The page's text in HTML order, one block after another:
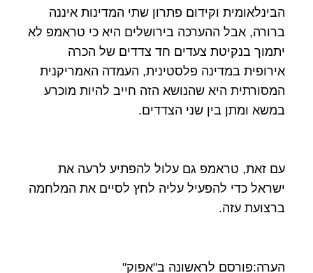
הבינלאומית וקידום פתרון שתי המדינות איננה
ברורה, אבל ההערכה בירושלים היא כי טראמפ לא
יתמוך בנקיטת צעדים חד צדדים של הכרה
אירופית במדינה פלסטינית, העמדה האמריקנית
המסורתית היא שהנושא הזה חייב להיות מוכרע
במשא ומתן בין שני הצדדים.
עם זאת, טראמפ גם עלול להפתיע לרעה את
ישראל כדי להפעיל עליה לחץ לסיים את המלחמה
ברצועת עזה.
הערה:פורסם לראשונה ב"אפוק"